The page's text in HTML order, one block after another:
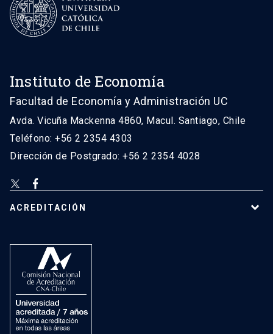
Instituto de Economía
Facultad de Economía y Administración UC
Avda. Vicuña Mackenna 4860, Macul. Santiago, Chile
Teléfono: +56 2 2354 4303
Dirección de Postgrado: +56 2 2354 4028
ACREDITACIÓN